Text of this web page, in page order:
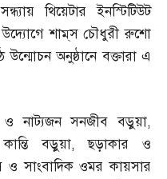
থিয়েটার ইনস্টিটিউট
উদ্যোগে শাম্‌স চৌধুরী রুশো
উন্মোচন অনুষ্ঠানে বক্তারা এ
নাট্যজন সনজীব বড়ুয়া,
বড়ুয়া,ছড়াকার ও
ও সাংবাদিক ওমর কায়সার